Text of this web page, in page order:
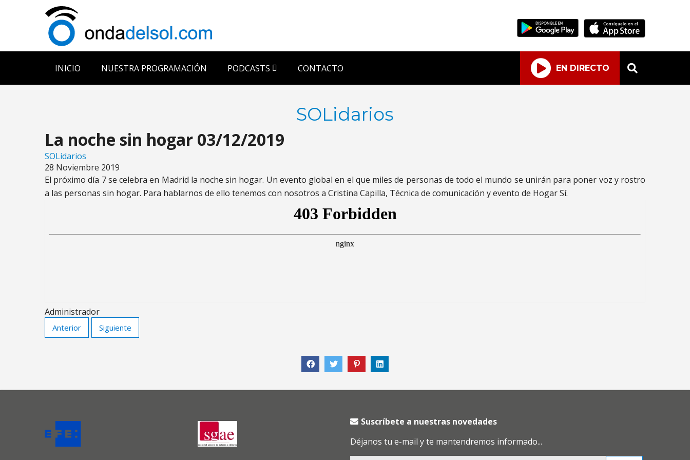
INICIO NUESTRA PROGRAMACIÓN PODCASTS CONTACTO EN DIRECTO
SOLidarios
La noche sin hogar 03/12/2019
SOLidarios
28 Noviembre 2019
El próximo día 7 se celebra en Madrid la noche sin hogar. Un evento global en el que miles de personas de todo el mundo se unirán para poner voz y rostro
a las personas sin hogar. Para hablarnos de ello tenemos con nosotros a Cristina Capilla, Técnica de comunicación y evento de Hogar Sí.
Administrador
Anterior Siguiente
Suscríbete a nuestras novedades
Déjanos tu e-mail y te mantendremos informado...